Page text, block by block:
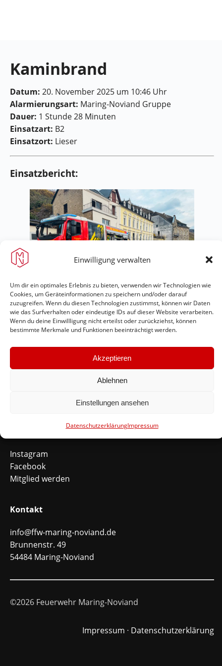
Einwilligung verwalten
Um dir ein optimales Erlebnis zu bieten, verwenden wir Technologien wie
Cookies, um Geräteinformationen zu speichern und/oder darauf
zuzugreifen. Wenn du diesen Technologien zustimmst, können wir Daten
wie das Surfverhalten oder eindeutige IDs auf dieser Website verarbeiten.
Wenn du deine Einwillligung nicht erteilst oder zurückziehst, können
bestimmte Merkmale und Funktionen beeinträchtigt werden.
Akzeptieren
Ablehnen
Einstellungen ansehen
DatenschutzerklärungImpressum
Kaminbrand
Datum: 20. November 2025 um 10:46 Uhr
Alarmierungsart: Maring-Noviand Gruppe
Dauer: 1 Stunde 28 Minuten
Einsatzart: B2
Einsatzort: Lieser
Einsatzbericht:
Feuerwehr Maring-Noviand
Instagram
Facebook
Mitglied werden
Kontakt
info@ffw-maring-noviand.de
Brunnenstr. 49
54484 Maring-Noviand
©2026 Feuerwehr Maring-Noviand
Impressum · Datenschutzerklärung